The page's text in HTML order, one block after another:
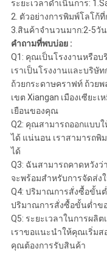
ระยะเวลาดำเนินการ:
2. ตัวอย่างการพิมพ์โลโก้
3.สินค้าจำนวนมาก:2-5วั
คำถามที่พบบ่อย :
Q1: คุณเป็นโรงงานหรือบ
เราเป็นโรงงานและบริษั
ถ้วยกระดาษคราฟท์ ถ้วย
เขต Xiangan เมืองเซียะ
เยือนของคุณ
Q2: คุณสามารถออกแบบใ
ได้ แน่นอน เราสามารถ
ได้
Q3: ฉันสามารถคาดหวัง
จะพร้อมสำหรับการจัดส่ง
Q4: ปริมาณการสั่งซื้อขั้นต่
ปริมาณการสั่งซื้อขั้นต่ำขอ
Q5: ระยะเวลาในการผลิ
เราขอแนะนำให้คุณเริ่มส
คุณต้องการรับสินค้า